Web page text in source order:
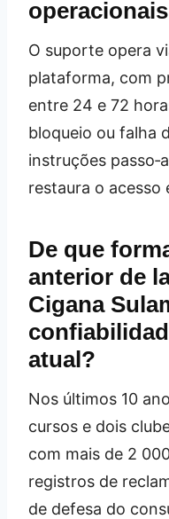
O suporte opera
plataforma, com
entre 24 e 72
bloqueio ou falha
instruções
restaura o acesso
De que
anterior de
Cigana
atual?
Nos últimos 10
cursos e dois
com mais de 2
registros de
de defesa do